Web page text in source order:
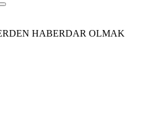
HABERDAR OLMAK